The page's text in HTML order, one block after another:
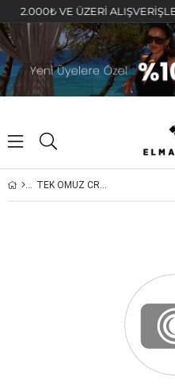
2.000₺ VE ÜZERİ
TEK OMUZ CROP